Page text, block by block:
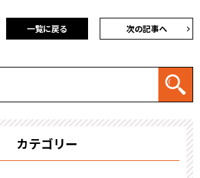
次の記事へ
一覧に戻る
カテゴリー